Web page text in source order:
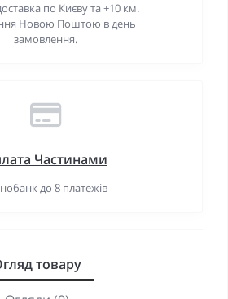
по Києву та +10 км.
Новою Поштою в день
замовлення.
Частинами
до 8 платежів
товару